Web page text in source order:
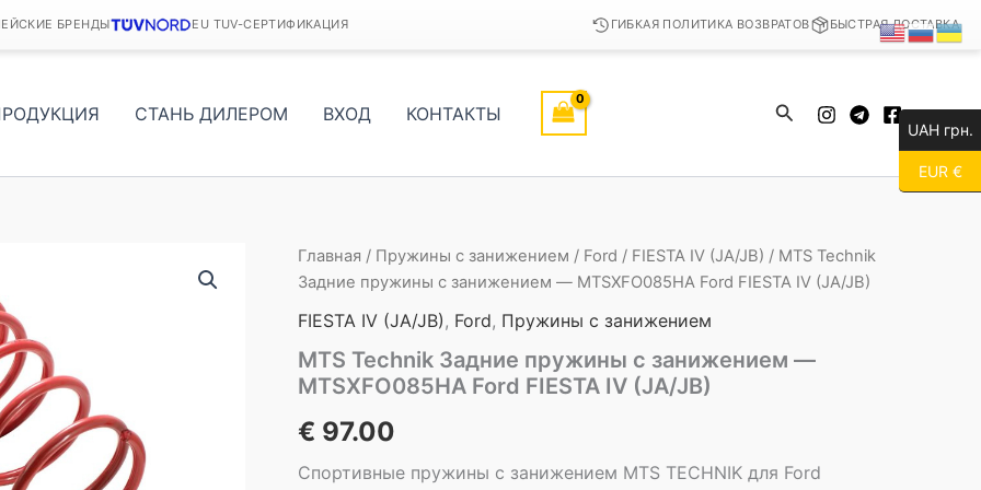
БРЕНДЫ EU TUV-СЕРТИФИКАЦИЯ ГИБКАЯ ПОЛИТИКА ВОЗВРАТОВ БЫСТРАЯ ДОСТАВКА
СТАНЬ ДИЛЕРОМ ВХОД КОНТАКТЫ Поиск
Главная / Пружины с занижением / Ford / FIESTA IV (JA/JB) / MTS Technik
Задние пружины с занижением — MTSXFO085HA Ford FIESTA IV (JA/JB)
FIESTA IV (JA/JB) , Ford, Пружины с занижением
MTS Technik Задние пружины с занижением —
MTSXFO085HA Ford FIESTA IV (JA/JB)
€ 97.00
Спортивные пружины с занижением MTS TECHNIK для Ford
UAH грн.
EUR €